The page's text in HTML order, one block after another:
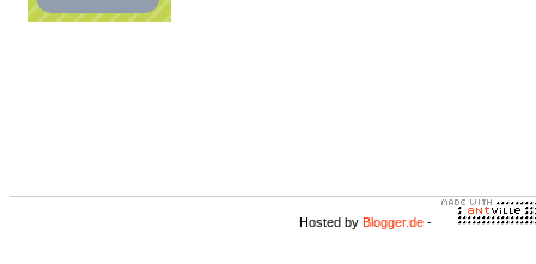
Hosted by Blogger.de -